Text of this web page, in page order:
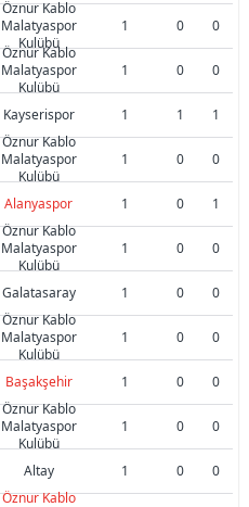
Öznur Kablo
Malatyaspor
Kulübü
1 0 0
Öznur Kablo
Malatyaspor
Kulübü
1 0
0
Kayserispor 1 1 1
Öznur Kablo
Malatyaspor
Kulübü
1 0
0
Alanyaspor 1 0 1
Öznur Kablo
Malatyaspor
Kulübü
1 0
0
Galatasaray 1 0 0
Öznur Kablo
Malatyaspor
Kulübü
1 0
0
Başakşehir 1 0 0
Öznur Kablo
Malatyaspor
Kulübü
1 0
0
Altay 1 0
0
Öznur Kablo